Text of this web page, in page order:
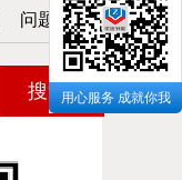
问题反馈
搜索用心服务 成就你我